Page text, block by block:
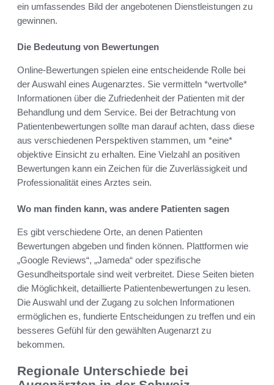
ein umfassendes Bild der angebotenen Dienstleistungen zu
gewinnen.
Die Bedeutung von Bewertungen
Online-Bewertungen spielen eine entscheidende Rolle bei
der Auswahl eines Augenarztes. Sie vermitteln *wertvolle*
Informationen über die Zufriedenheit der Patienten mit der
Behandlung und dem Service. Bei der Betrachtung von
Patientenbewertungen sollte man darauf achten, dass diese
aus verschiedenen Perspektiven stammen, um *eine*
objektive Einsicht zu erhalten. Eine Vielzahl an positiven
Bewertungen kann ein Zeichen für die Zuverlässigkeit und
Professionalität eines Arztes sein.
Wo man finden kann, was andere Patienten sagen
Es gibt verschiedene Orte, an denen Patienten
Bewertungen abgeben und finden können. Plattformen wie
„Google Reviews“, „Jameda“ oder spezifische
Gesundheitsportale sind weit verbreitet. Diese Seiten bieten
die Möglichkeit, detaillierte Patientenbewertungen zu lesen.
Die Auswahl und der Zugang zu solchen Informationen
ermöglichen es, fundierte Entscheidungen zu treffen und ein
besseres Gefühl für den gewählten Augenarzt zu
bekommen.
Regionale Unterschiede bei